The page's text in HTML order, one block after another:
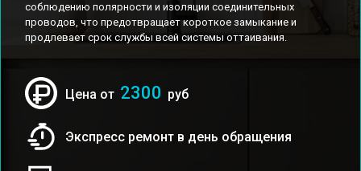
соблюдению полярности и изоляции соединительных
проводов, что предотвращает короткое замыкание и
продлевает срок службы всей системы оттаивания.
Цена от 2300 руб
Экспресс ремонт в день обращения